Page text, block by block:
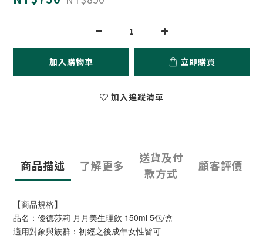
加入購物車 立即購買
加入追蹤清單
商品描述 了解更多
送貨及付
款方式
顧客評價
【商品規格】
品名：優德莎莉 月月美生理飲 150ml 5包/盒
適用對象與族群：初經之後成年女性皆可